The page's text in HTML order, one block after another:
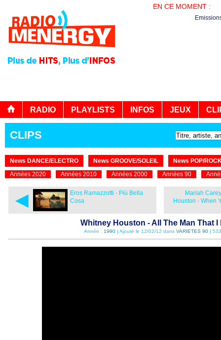
EN CE MOMENT :
RADIO PLAYLISTS INFOS JEUX
CLIPS
News DANCE/ELECTRO News GROOVE/SOLEIL
News POP/
Années 2020
Années 2010 Années 2000 Années 90
◄
Eros Ramazzotti - Più Bella
Cosa
Mariah
Houston - When
Whitney Houston - All The Man That I
Année : 1990| Ajouté le 12/02/12 dans VARIETES 90|